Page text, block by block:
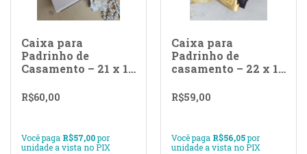
Caixa para
Padrinho de
Casamento – 21 x 19
R$60,00
Você paga R$57,00por
unidade a vista no PIX
Caixa para
Padrinho de
casamento – 22 x 15
tampa
R$59,00
Você paga R$56,05por
unidade a vista no PIX